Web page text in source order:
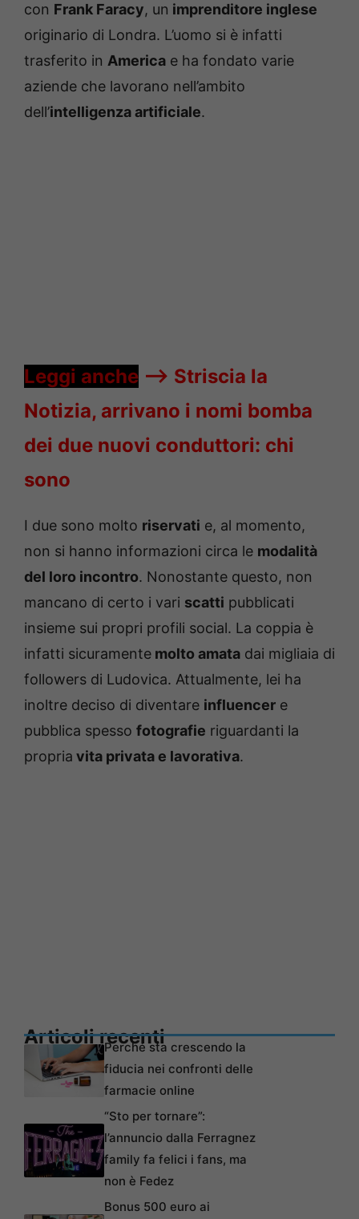
con Frank Faracy, un imprenditore inglese
originario di Londra. L’uomo si è infatti
trasferito in America e ha fondato varie
aziende che lavorano nell’ambito
dell’intelligenza artificiale.
Leggi anche —-> Striscia la
Notizia, arrivano i nomi bomba
dei due nuovi conduttori: chi
sono
I due sono molto riservati e, al momento,
non si hanno informazioni circa le modalità
del loro incontro. Nonostante questo, non
mancano di certo i vari scatti pubblicati
insieme sui propri profili social. La coppia è
infatti sicuramente molto amata dai migliaia di
followers di Ludovica. Attualmente, lei ha
inoltre deciso di diventare influencer e
pubblica spesso fotografie riguardanti la
propria vita privata e lavorativa.
Articoli recentiPerché sta crescendo la
fiducia nei confronti delle
farmacie online
“Sto per tornare”:
l’annuncio dalla Ferragnez
family fa felici i fans, ma
non è Fedez
Bonus 500 euro ai